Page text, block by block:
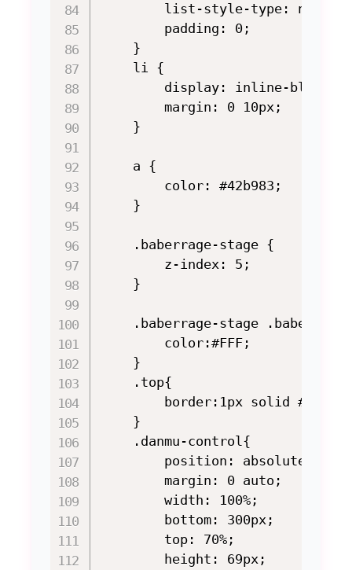
        list-style-type: none;
        padding: 0;
    }
    li {
        display: inline-block;
        margin: 0 10px;
    }
    a {
        color: #42b983;
    }
    .baberrage-stage {
        z-index: 5;
    }
.baberrage-stage
        color:#FFF;
    }
    .top{
border:1px solid
    }
    .danmu-control{
        position: absolute;
        margin: 0 auto;
        width: 100%;
        bottom: 300px;
        top: 70%;
        height: 69px;